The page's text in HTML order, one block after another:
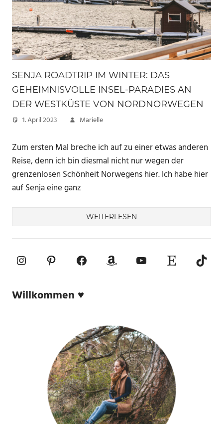
SENJA ROADTRIP IM WINTER: DAS
GEHEIMNISVOLLE INSEL-PARADIES AN
DER WESTKÜSTE VON NORDNORWEGEN
1. April 2023 Marielle
Zum ersten Mal breche ich auf zu einer etwas anderen
Reise, denn ich bin diesmal nicht nur wegen der
grenzenlosen Schönheit Norwegens hier. Ich habe hier
auf Senja eine ganz
WEITERLESEN
InstagramPinterestFacebookAmazonYouTube
Etsy-Shop
Willkommen ♥